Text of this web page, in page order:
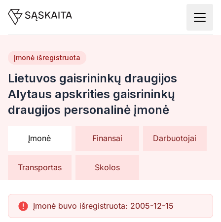
Lietuvos gaisrininkų draugijos
Alytaus apskrities gaisrininkų
draugijos personalinė įmonė
Įmonė išregistruota
Įmonė Finansai Darbuotojai
Transportas Skolos
Įmonė buvo išregistruota: 2005-12-15